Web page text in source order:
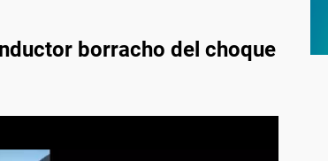
borracho del choque